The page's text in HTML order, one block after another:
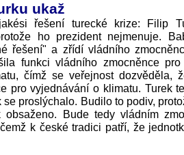
ukaž
řešení turecké krize: Filip
ho prezident nejmenuje.
řešení" a zřídí vládního
funkci vládního zmocněnce pro
čímž se veřejnost dozvěděla,
pro vyjednávání o klimatu. Turek
se proslýchalo. Budilo to podiv,
Bude tedy vládním
k české tradici patří, že